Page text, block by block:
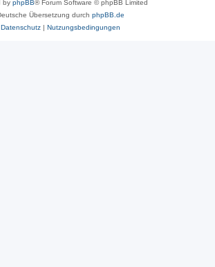
by phpBB® Forum Software © phpBB Limited
Übersetzung durch phpBB.de
Datenschutz| Nutzungsbedingungen